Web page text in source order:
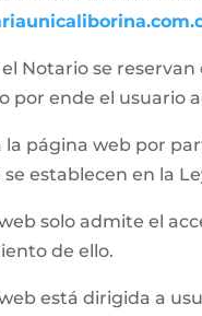
el Notario se
por ende el usuario
la página web por
establecen en la
solo admite el
de ello.
está dirigida a